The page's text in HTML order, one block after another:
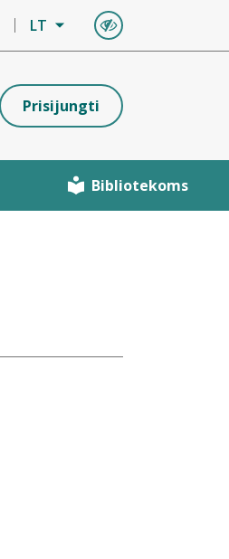
LT
Prisijungti
Bibliotekoms